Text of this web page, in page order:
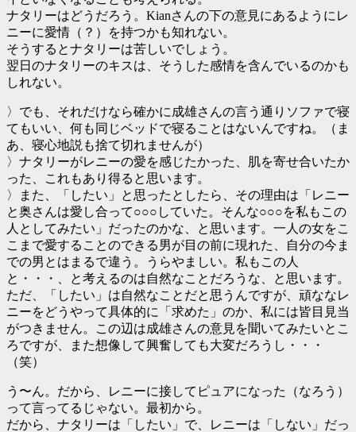
ナタリーはどうだろう。Kianさんの下の意見にあるようにレ
ニーに愛情（？）を持つかも知れない。
そうするとナタリーは苦しいでしょう。
翌日のナタリーのキスは、そうした感情を含んでいるのかも
しれない。
〉でも、それだけなら確かに成雄さんの言う通りソファで寝
てもいい、何も同じベッドで寝ることはないんですね。（ま
あ、寝心地説も捨て切れませんが）
〉ナタリーがレニーの愛を感じたかった、肌を寄せ合いたか
った、これもあり得ると思います。
〉また、「したい」と思ったとしたら、その理由は「レニー
と奥さんは愛し合って○○○していた。そんな○○○を私もこの
人としてみたい」だったのかな、と思います。一人の女をこ
こまで愛することのできる男が目の前に現れた、自分の今ま
での男とはまるで違う。うらやましい。私もこの人
と・・・、と考えるのは自然なことだろうな、と思います。
ただ、「したい」は自然なことだと思うんですが、頑ななレ
ニーをどうやって具体的に「求めた」のか、私には皆目見当
がつきません。この辺は成雄さんの意見を聞いてみたいとこ
ろですが、また想像して興奮しても大変だろうし・・・
（笑）
う〜ん。だから、レニーに接してピュアになった（なろう）
って言ってるじゃない。最初から。
だから、ナタリーは「したい」で、レニーは「しない」だっ